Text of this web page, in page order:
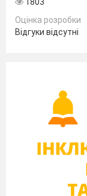
Оцінка розробки
Відгуки відсутні